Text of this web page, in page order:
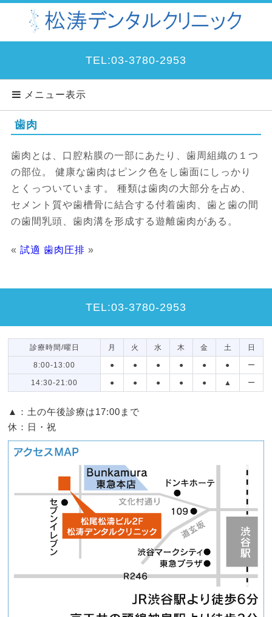
TEL:03-3780-2953
メニュー表示
歯肉
歯肉とは、口腔粘膜の一部にあたり、歯周組織の１つ
の部位。 健康な歯肉はピンク色をし歯面にしっかり
とくっついています。 種類は歯肉の大部分を占め、
セメント質や歯槽骨に結合する付着歯肉、歯と歯の間
の歯間乳頭、歯肉溝を形成する遊離歯肉がある。
« 試適 歯肉圧排 »
TEL:03-3780-2953
診療時間/曜日 月 火 水 木 金 土 日
8:00-13:00 ● ● ● ● ● ● ー
14:30-21:00 ● ● ● ● ● ▲ ー
▲：土の午後診療は17:00まで
休：日・祝